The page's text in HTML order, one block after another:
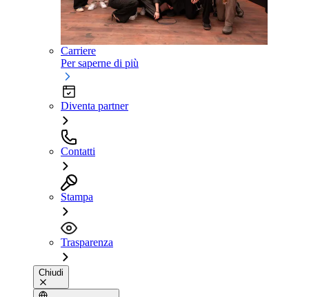
Carriere
Per saperne di più
Diventa partner
Contatti
Stampa
Trasparenza
Chiudi